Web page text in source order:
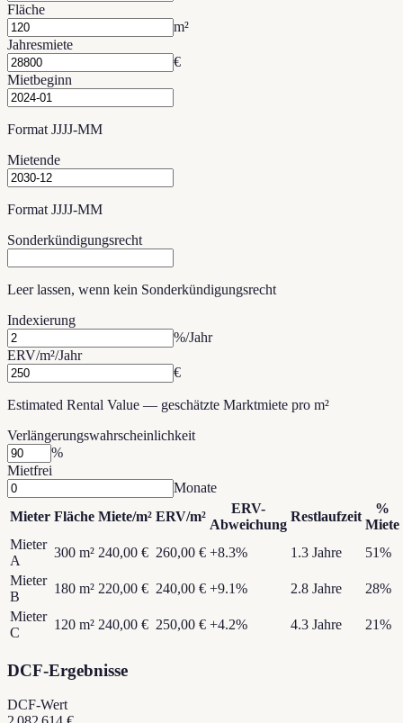
Fläche
m²
Jahresmiete
€
Mietbeginn
Format JJJJ-MM
Mietende
Format JJJJ-MM
Sonderkündigungsrecht
Leer lassen, wenn kein Sonderkündigungsrecht
Indexierung
%/Jahr
ERV/m²/Jahr
€
Estimated Rental Value — geschätzte Marktmiete pro m²
Verlängerungswahrscheinlichkeit
%
Mietfrei
Monate
Mieter Fläche Miete/m² ERV/m²
ERV-
Abweichung
Restlaufzeit
%
Miete
Mieter
A
300 m² 240,00 € 260,00 € +8.3% 1.3 Jahre 51%
Mieter
B
180 m² 220,00 € 240,00 € +9.1% 2.8 Jahre 28%
Mieter
C
120 m² 240,00 € 250,00 € +4.2% 4.3 Jahre 21%
DCF-Ergebnisse
DCF-Wert